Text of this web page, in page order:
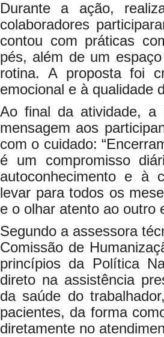
Durante a ação,
colaboradores
contou com práticas
pés, além de um
rotina. A proposta foi
emocional e à qualidade
Ao final da atividade, a
mensagem aos
com o cuidado:
é um compromisso
autoconhecimento e à
levar para todos os
e o olhar atento ao outro
Segundo a assessora
Comissão de
princípios da Política
direto na assistência
da saúde do
pacientes, da forma
diretamente no